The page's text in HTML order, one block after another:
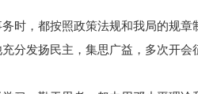
时，都按照政策法规和我局的规
分发扬民主，集思广益，多次开